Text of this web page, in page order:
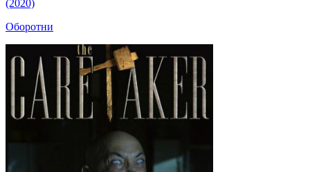
(2020)
Оборотни